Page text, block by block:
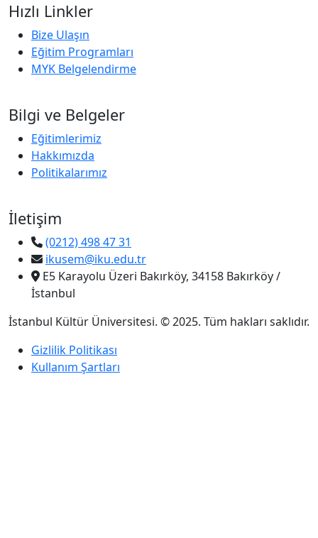
Hızlı Linkler
Bize Ulaşın
Eğitim Programları
MYK Belgelendirme
Bilgi ve Belgeler
Eğitimlerimiz
Hakkımızda
Politikalarımız
İletişim
(0212) 498 47 31
ikusem@iku.edu.tr
E5 Karayolu Üzeri Bakırköy, 34158 Bakırköy /
İstanbul
İstanbul Kültür Üniversitesi. © 2025. Tüm hakları saklıdır.
Gizlilik Politikası
Kullanım Şartları